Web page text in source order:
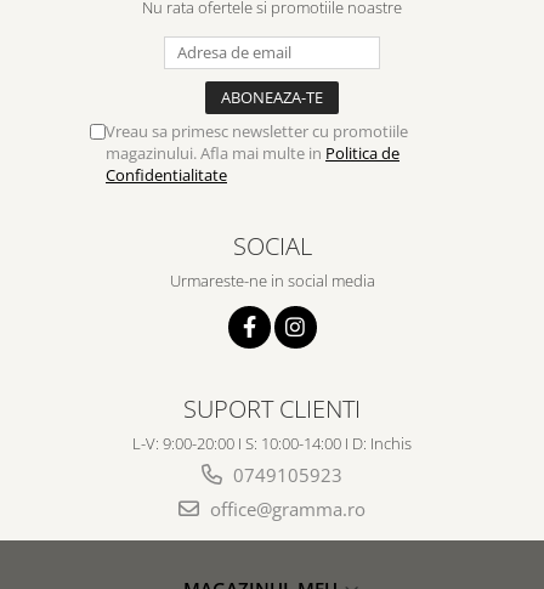
Nu rata ofertele si promotiile noastre
Vreau sa primesc newsletter cu promotiile
magazinului. Afla mai multe in Politica de
Confidentialitate
SOCIAL
Urmareste-ne in social media
SUPORT CLIENTI
L-V: 9:00-20:00 I S: 10:00-14:00 I D: Inchis
0749105923
office@gramma.ro